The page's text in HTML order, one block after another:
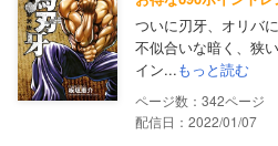
ついに刃牙、オリバ
不似合いな暗く、狭
イン...もっと読む
342
配信日：2022/01/07